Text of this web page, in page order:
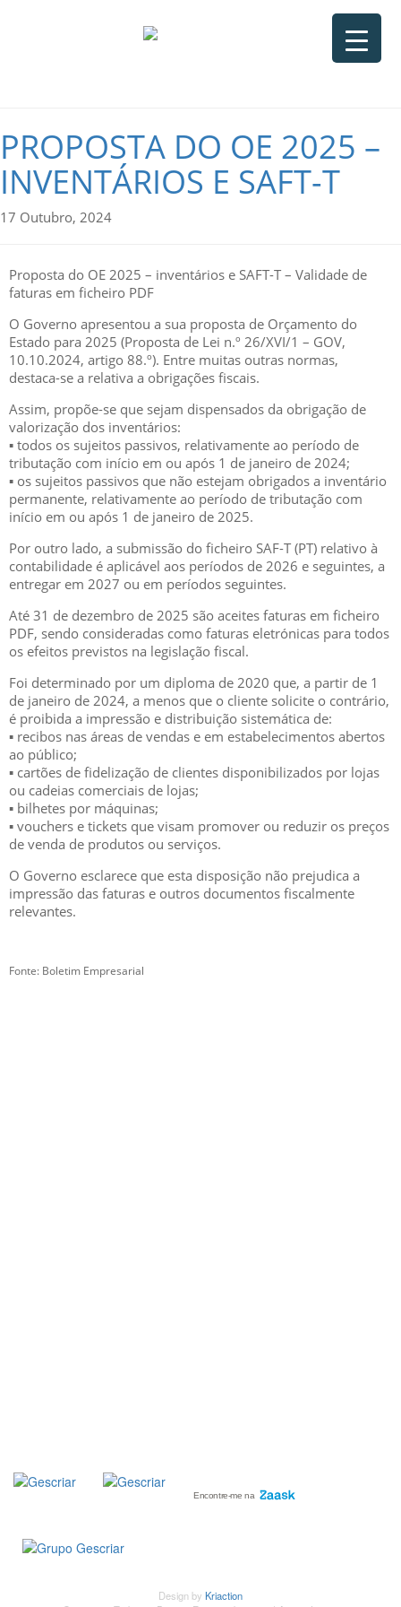
PROPOSTA DO OE 2025 –
INVENTÁRIOS E SAFT-T
17 Outubro, 2024
Proposta do OE 2025 – inventários e SAFT-T – Validade de
faturas em ficheiro PDF
O Governo apresentou a sua proposta de Orçamento do
Estado para 2025 (Proposta de Lei n.º 26/XVI/1 – GOV,
10.10.2024, artigo 88.º). Entre muitas outras normas,
destaca-se a relativa a obrigações fiscais.
Assim, propõe-se que sejam dispensados da obrigação de
valorização dos inventários:
▪ todos os sujeitos passivos, relativamente ao período de
tributação com início em ou após 1 de janeiro de 2024;
▪ os sujeitos passivos que não estejam obrigados a inventário
permanente, relativamente ao período de tributação com
início em ou após 1 de janeiro de 2025.
Por outro lado, a submissão do ficheiro SAF-T (PT) relativo à
contabilidade é aplicável aos períodos de 2026 e seguintes, a
entregar em 2027 ou em períodos seguintes.
Até 31 de dezembro de 2025 são aceites faturas em ficheiro
PDF, sendo consideradas como faturas eletrónicas para todos
os efeitos previstos na legislação fiscal.
Foi determinado por um diploma de 2020 que, a partir de 1
de janeiro de 2024, a menos que o cliente solicite o contrário,
é proibida a impressão e distribuição sistemática de:
▪ recibos nas áreas de vendas e em estabelecimentos abertos
ao público;
▪ cartões de fidelização de clientes disponibilizados por lojas
ou cadeias comerciais de lojas;
▪ bilhetes por máquinas;
▪ vouchers e tickets que visam promover ou reduzir os preços
de venda de produtos ou serviços.
O Governo esclarece que esta disposição não prejudica a
impressão das faturas e outros documentos fiscalmente
relevantes.
Fonte: Boletim Empresarial
Design by Kriaction